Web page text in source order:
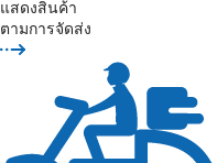
แสดงสินค้า
ตามการจัดส่ง